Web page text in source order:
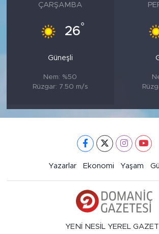
ÇARŞAMBA
26°
Güneşli
Nem: %50
Rüzgar: 7.50 m/s
Yazarlar Ekonomi Yaşam
YENİ NESİL YEREL